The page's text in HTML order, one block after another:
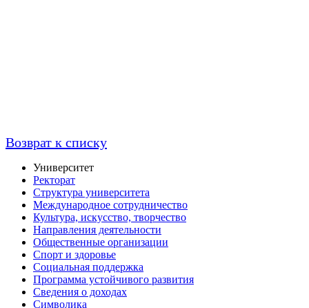
Возврат к списку
Университет
Ректорат
Структура университета
Международное сотрудничество
Культура, искусство, творчество
Направления деятельности
Общественные организации
Спорт и здоровье
Социальная поддержка
Программа устойчивого развития
Сведения о доходах
Символика